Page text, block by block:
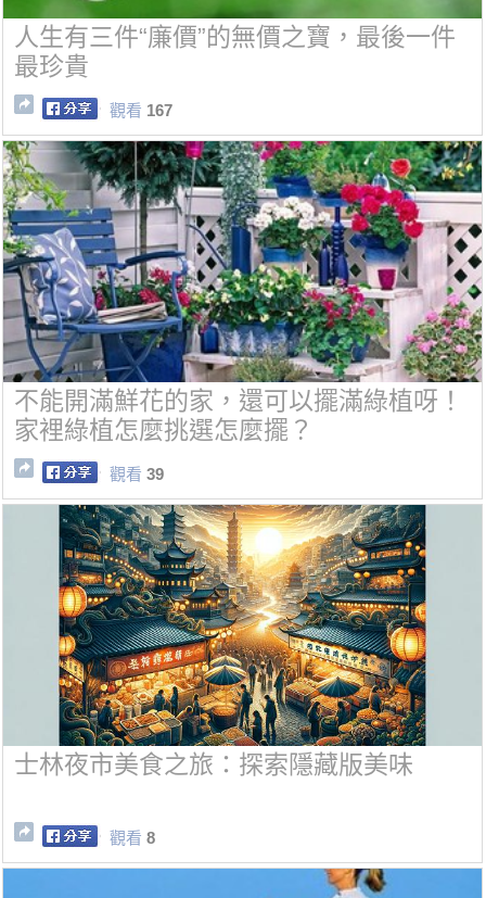
人生有三件“廉價”的無價之寶，最後一件
最珍貴
觀看 167
不能開滿鮮花的家，還可以擺滿綠植呀！
家裡綠植怎麼挑選怎麼擺？
觀看 39
士林夜市美食之旅：探索隱藏版美味
觀看 8